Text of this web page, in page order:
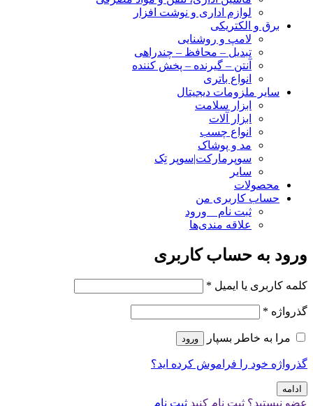
لوازم اداری و نوشت افزار
برق و الکتریکی
لامپ و روشنایی
تبدیل – محافظ – چندراهی
آنتن – گیرنده – پخش کننده
انواع باتری
سایر ملزومات دیجیتال
ابزار سلامت
ابزار آلات
انواع چسب
مد و پوشاک
سوپرمارکت|سوپر تِک
سایر
محصولات
حساب کاربری من
ثبت نام _ ورود
علاقه مندی‌ها
ورود به حساب کاربری
کلمه کاربری یا ایمیل *
گذرواژه *
مرا به خاطر بسپار ورود
گذرواژه خود را فراموش کرده اید؟
ادامه
عضو نیستید؟ ثبت نام کنید ثبت نام